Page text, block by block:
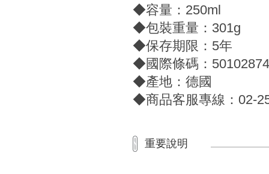
◆容量：250ml
◆包裝重量：301g
◆保存期限：5年
◆國際條碼：
◆產地：德國
◆商品客服專線：02-
重要說明